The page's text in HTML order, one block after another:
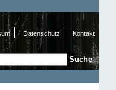
Datenschutz Kontakt